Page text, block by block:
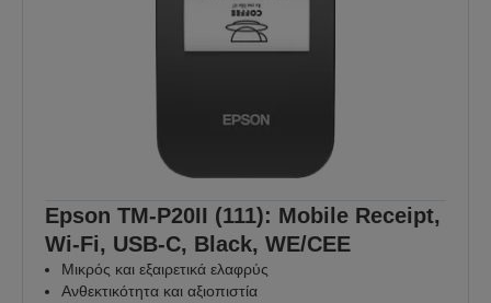
Epson TM-P20II (111): Mobile Receipt,
Wi-Fi, USB-C, Black, WE/CEE
Μικρός και εξαιρετικά ελαφρύς
Ανθεκτικότητα και αξιοπιστία